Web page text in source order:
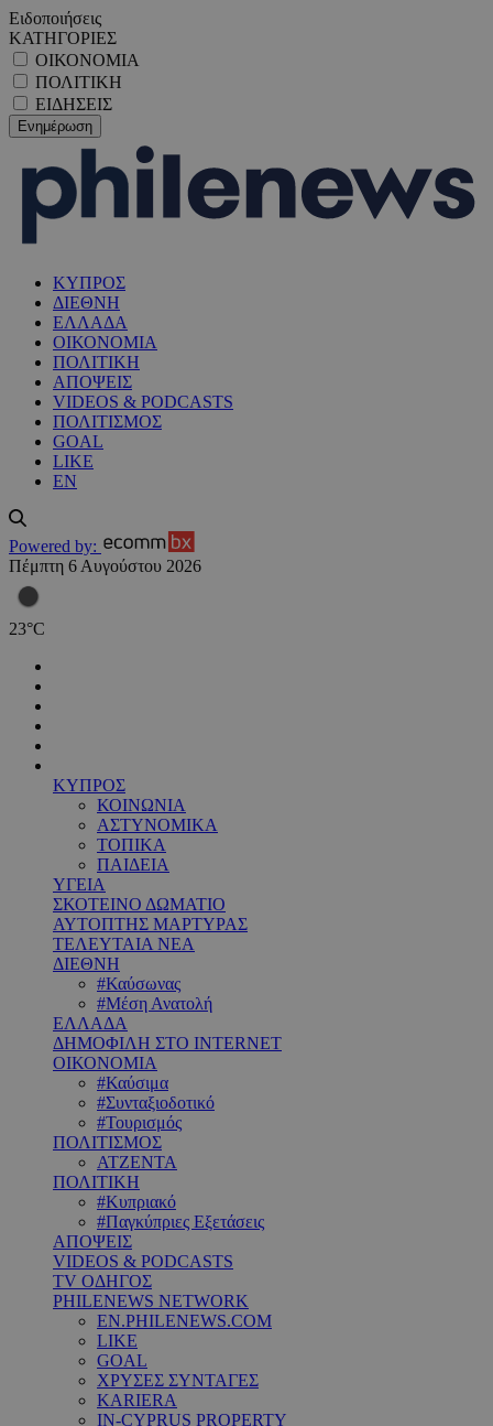
Ειδοποιήσεις
ΚΑΤΗΓΟΡΙΕΣ
ΟΙΚΟΝΟΜΙΑ
ΠΟΛΙΤΙΚΗ
ΕΙΔΗΣΕΙΣ
ΚΥΠΡΟΣ
ΔΙΕΘΝΗ
ΕΛΛΑΔΑ
ΟΙΚΟΝΟΜΙΑ
ΠΟΛΙΤΙΚΗ
ΑΠΟΨΕΙΣ
VIDEOS & PODCASTS
ΠΟΛΙΤΙΣΜΟΣ
GOAL
LIKE
EN
Powered by:
Πέμπτη 6 Αυγούστου 2026
23°C
ΚΥΠΡΟΣ
ΚΟΙΝΩΝΙΑ
ΑΣΤΥΝΟΜΙΚΑ
ΤΟΠΙΚΑ
ΠΑΙΔΕΙΑ
ΥΓΕΙΑ
ΣΚΟΤΕΙΝΟ ΔΩΜΑΤΙΟ
ΑΥΤΟΠΤΗΣ ΜΑΡΤΥΡΑΣ
ΤΕΛΕΥΤΑΙΑ ΝΕΑ
ΔΙΕΘΝΗ
#Καύσωνας
#Μέση Ανατολή
ΕΛΛΑΔΑ
ΔΗΜΟΦΙΛΗ ΣΤΟ INTERNET
ΟΙΚΟΝΟΜΙΑ
#Καύσιμα
#Συνταξιοδοτικό
#Τουρισμός
ΠΟΛΙΤΙΣΜΟΣ
ΑΤΖΕΝΤΑ
ΠΟΛΙΤΙΚΗ
#Κυπριακό
#Παγκύπριες Εξετάσεις
ΑΠΟΨΕΙΣ
VIDEOS & PODCASTS
TV ΟΔΗΓΟΣ
PHILENEWS NETWORK
EN.PHILENEWS.COM
LIKE
GOAL
ΧΡΥΣΕΣ ΣΥΝΤΑΓΕΣ
KARIERA
IN-CYPRUS PROPERTY